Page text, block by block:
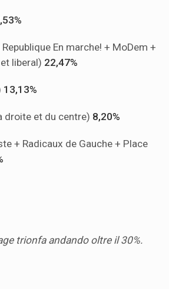
Republique En marche! + MoDem +
liberal) 22,47%
13,13%
droite et du centre) 8,20%
+ Radicaux de Gauche + Place
trionfa andando oltre il 30%.